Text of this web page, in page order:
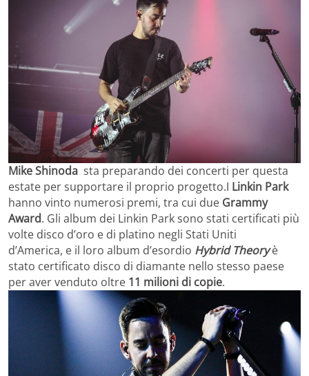
Mike Shinoda sta preparando dei concerti per questa
estate per supportare il proprio progetto.I Linkin Park
hanno vinto numerosi premi, tra cui due Grammy
Award. Gli album dei Linkin Park sono stati certificati più
volte disco d’oro e di platino negli Stati Uniti
d’America, e il loro album d’esordio Hybrid Theoryè
stato certificato disco di diamante nello stesso paese
per aver venduto oltre 11 milioni di copie.